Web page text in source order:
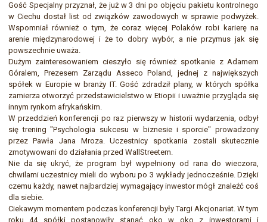
Gość Specjalny przyznał, że już w 3 dni po objęciu pakietu kontrolnego
w Ciechu dostał list od związków zawodowych w sprawie podwyżek.
Wspomniał również o tym, że coraz więcej Polaków robi karierę na
arenie międzynarodowej i że to dobry wybór, a nie przymus jak się
powszechnie uważa.
Dużym zainteresowaniem cieszyło się również spotkanie z Adamem
Góralem, Prezesem Zarządu Asseco Poland, jednej z największych
spółek w Europie w branży IT. Gość zdradził plany, w których spółka
zamierza otworzyć przedstawicielstwo w Etiopii i uważnie przygląda się
innym rynkom afrykańskim.
W przeddzień konferencji po raz pierwszy w historii wydarzenia, odbył
się trening "Psychologia sukcesu w biznesie i sporcie" prowadzony
przez Pawła Jana Mroza. Uczestnicy spotkania zostali skutecznie
zmotywowani do działania przed WallStreetem.
Nie da się ukryć, że program był wypełniony od rana do wieczora,
chwilami uczestnicy mieli do wyboru po 3 wykłady jednocześnie. Dzięki
czemu każdy, nawet najbardziej wymagający inwestor mógł znaleźć coś
dla siebie.
Ciekawym momentem podczas konferencji były Targi Akcjonariat. W tym
roku 44 spółki postanowiły stanąć oko w oko z inwestorami i